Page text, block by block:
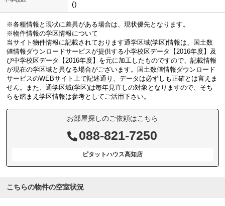
()
※各種情報と現状に差異がある場合は、現状優先となります。
※物件情報の学区情報について
当サイト物件情報に記載されております通学区域(学区)情報は、国土数
値情報ダウンロードサービスが提供する小学校区データ【2016年度】及
び中学校区データ【2016年度】を元に加工したものですので、記載情報
が現在の学区域と異なる場合がございます。国土数値情報ダウンロード
サービスのWEBサイト上で記述通り、データは必ずしも正確とは言えま
せん。また、通学区域(学区)は毎年見直しの対象となりますので、そち
らを踏まえ学区情報は参考としてご活用下さい。
お部屋探しのご依頼はこちら
088-821-7250
ピタットハウス高知店
こちらの物件の空室状況